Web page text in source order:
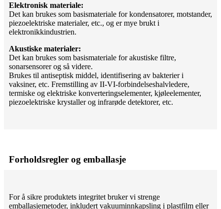
Elektronisk materiale:
Det kan brukes som basismateriale for kondensatorer, motstander,
piezoelektriske materialer, etc., og er mye brukt i
elektronikkindustrien.
Akustiske materialer:
Det kan brukes som basismateriale for akustiske filtre,
sonarsensorer og så videre.
Brukes til antiseptisk middel, identifisering av bakterier i
vaksiner, etc. Fremstilling av II-VI-forbindelseshalvledere,
termiske og elektriske konverteringselementer, kjøleelementer,
piezoelektriske krystaller og infrarøde detektorer, etc.
Forholdsregler og emballasje
For å sikre produktets integritet bruker vi strenge
emballasjemetoder, inkludert vakuuminnkapsling i plastfilm eller